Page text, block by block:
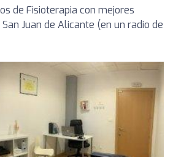
de Fisioterapia con mejores
Juan de Alicante (en un radio de